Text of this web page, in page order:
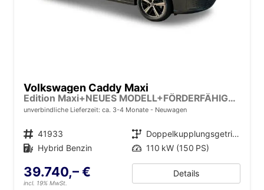
Volkswagen Caddy Maxi
Edition Maxi+NEUES MODELL+FÖRDERFÄHIG+LED+PDC+ACC+17LM
unverbindliche Lieferzeit: ca. 3-4 Monate Neuwagen
Fahrzeugnr. 41933 Getriebe
Doppelkupplungsgetriebe (DSG)
Kraftstoff Hybrid Benzin Leistung 110 kW (150 PS)
39.740,– €
incl. 19% MwSt.
Details